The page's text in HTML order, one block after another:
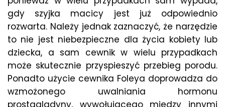
gdy szyjka macicy jest już odpowiednio
rozwarta. Należy jednak zaznaczyć, że narzędzie
to nie jest niebezpieczne dla życia kobiety lub
dziecka, a sam cewnik w wielu przypadkach
może skutecznie przyspieszyć przebieg porodu.
Ponadto użycie cewnika Foleya doprowadza do
wzmożonego uwalniania hormonu